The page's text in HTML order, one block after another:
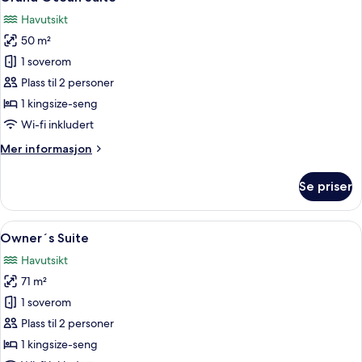
alle
bildene
av
Grand
Ocean
Suite
Havutsikt
50 m²
1 soverom
Plass til 2 personer
1 kingsize-seng
Wi-fi inkludert
Mer informasjon
Mer
Ocean
Suite
Se priser
Åpne
alle
bildene
av
Owner
´s
Suite
Owner´s Suite | Sengetøy av topp
15
Owner´s Suite
Havutsikt
71 m²
1 soverom
Plass til 2 personer
1 kingsize-seng